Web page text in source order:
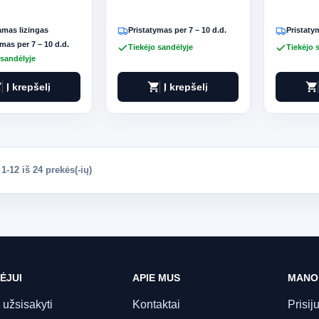
lizingas
per 7 – 10 d.d.
Į krepšelį
Pristatymas per 7 – 10 d.d.
Tiekėjo sandėlyje
shopping_cart Į krepšelį
Tiekėjo
shopping_cart
12 iš 24 prekės(-ių)
užsisakyti
APIE MUS
Kontaktai